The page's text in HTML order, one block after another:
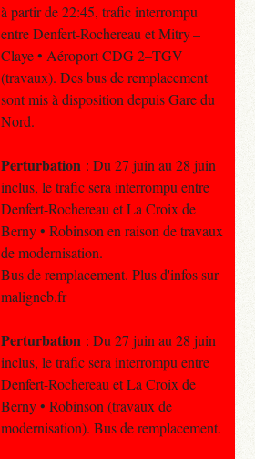
à partir de 22:45, trafic interrompu
entre Denfert-Rochereau et Mitry –
Claye • Aéroport CDG 2–TGV
(travaux). Des bus de remplacement
sont mis à disposition depuis Gare du
Nord.
Perturbation : Du 27 juin au 28 juin
inclus, le trafic sera interrompu entre
Denfert-Rochereau et La Croix de
Berny • Robinson en raison de travaux
de modernisation.
Bus de remplacement. Plus d'infos sur
maligneb.fr
Perturbation : Du 27 juin au 28 juin
inclus, le trafic sera interrompu entre
Denfert-Rochereau et La Croix de
Berny • Robinson (travaux de
modernisation). Bus de remplacement.